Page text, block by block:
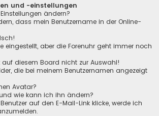
und -einstellungen
ändern?
dass mein Benutzername in der Online-
eingestellt, aber die Forenuhr geht immer noch
auf diesem Board nicht zur Auswahl!
die bei meinem Benutzernamen angezeigt
Avatar?
wie kann ich ihn ändern?
auf den E-Mail-Link klicke, werde ich